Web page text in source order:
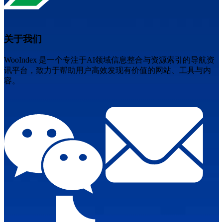
关于我们
WooIndex 是一个专注于AI领域信息整合与资源索引的导航资
讯平台，致力于帮助用户高效发现有价值的网站、工具与内
容。